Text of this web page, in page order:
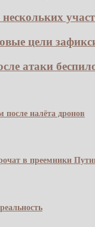
цели
атаки
налёта дронов
в преемники